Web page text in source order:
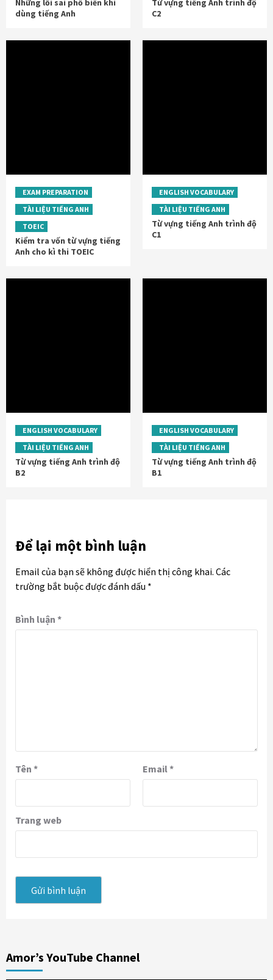
Những lỗi sai phổ biến khi
dùng tiếng Anh
Từ vựng tiếng Anh trình độ
C2
EXAM PREPARATION
TÀI LIỆU TIẾNG ANH
TOEIC
Kiểm tra vốn từ vựng tiếng
Anh cho kì thi TOEIC
ENGLISH VOCABULARY
TÀI LIỆU TIẾNG ANH
Từ vựng tiếng Anh trình độ
C1
ENGLISH VOCABULARY
TÀI LIỆU TIẾNG ANH
Từ vựng tiếng Anh trình độ
B2
ENGLISH VOCABULARY
TÀI LIỆU TIẾNG ANH
Từ vựng tiếng Anh trình độ
B1
Để lại một bình luận
Email của bạn sẽ không được hiển thị công khai. Các
trường bắt buộc được đánh dấu *
Bình luận *
Tên * Email*
Trang web
Amor’s YouTube Channel